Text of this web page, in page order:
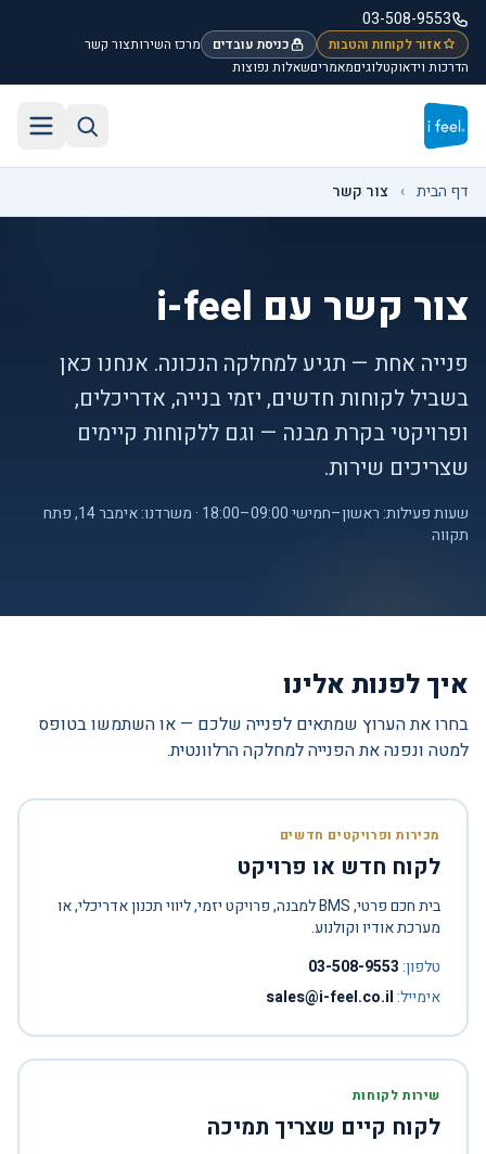
דלג לתוכן הראשי
03-508-9553
אזור לקוחות והטבות כניסת עובדים מרכז השירותצור קשר
הדרכות וידאוקטלוגיםמאמריםשאלות נפוצות
דף הבית › צור קשר
צור קשר עם i-feel
פנייה אחת — תגיע למחלקה הנכונה. אנחנו כאן
בשביל לקוחות חדשים, יזמי בנייה, אדריכלים,
ופרויקטי בקרת מבנה — וגם ללקוחות קיימים
שצריכים שירות.
שעות פעילות: ראשון–חמישי 09:00–18:00 · משרדנו: אימבר 14, פתח
תקווה
איך לפנות אלינו
בחרו את הערוץ שמתאים לפנייה שלכם — או השתמשו בטופס
למטה ונפנה את הפנייה למחלקה הרלוונטית.
מכירות ופרויקטים חדשים
לקוח חדש או פרויקט
בית חכם פרטי, BMS למבנה, פרויקט יזמי, ליווי תכנון אדריכלי, או
מערכת אודיו וקולנוע.
טלפון:03-508-9553
אימייל:sales@i-feel.co.il
שירות לקוחות
לקוח קיים שצריך תמיכה